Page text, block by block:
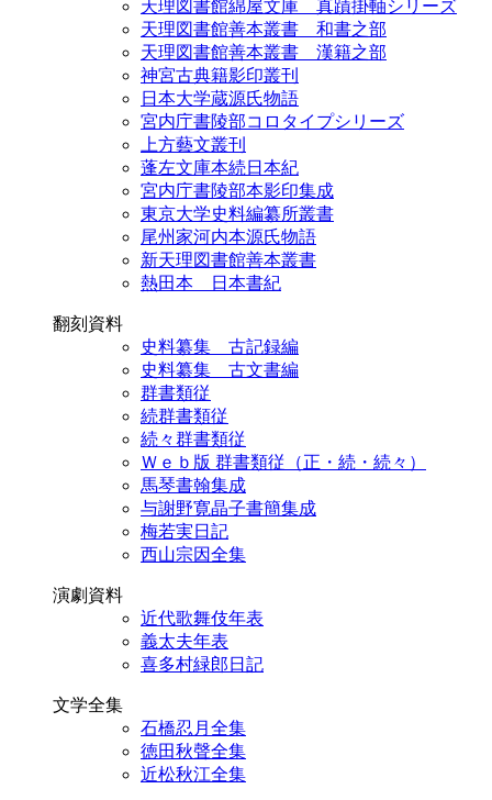
天理図書館綿屋文庫 真蹟掛軸シリーズ
天理図書館善本叢書 和書之部
天理図書館善本叢書 漢籍之部
神宮古典籍影印叢刊
日本大学蔵源氏物語
宮内庁書陵部コロタイプシリーズ
上方藝文叢刊
蓬左文庫本続日本紀
宮内庁書陵部本影印集成
東京大学史料編纂所叢書
尾州家河内本源氏物語
新天理図書館善本叢書
熱田本 日本書紀
翻刻資料
史料纂集 古記録編
史料纂集 古文書編
群書類従
続群書類従
続々群書類従
Ｗｅｂ版 群書類従（正・続・続々）
馬琴書翰集成
与謝野寛晶子書簡集成
梅若実日記
西山宗因全集
演劇資料
近代歌舞伎年表
義太夫年表
喜多村緑郎日記
文学全集
石橋忍月全集
徳田秋聲全集
近松秋江全集